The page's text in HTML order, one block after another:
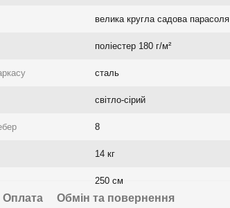
велика кругла садова парасоля
поліестер 180 г/м²
сталь
світло-сірий
8
14 кг
250 см
Оплата Обмін та повернення